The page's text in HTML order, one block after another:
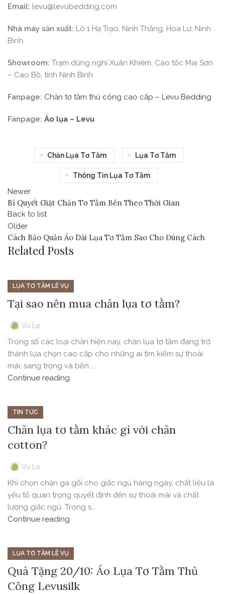
Email: levu@levubedding.com
Nhà máy sản xuất: Lô 1 Hạ Trạo, Ninh Thắng, Hoa Lư, Ninh
Bình.
Showroom: Trạm dừng nghỉ Xuân Khiêm, Cao tốc Mai Sơn
– Cao Bồ, tỉnh Ninh Bình
Fanpage: Chăn tơ tằm thủ công cao cấp – Levu Bedding
Fanpage: Áo lụa – Levu
Chăn Lụa Tơ Tằm Lụa Tơ Tằm
Thông Tin Lụa Tơ Tằm
Newer
Bí Quyết Giặt Chăn Tơ Tằm Bền Theo Thời Gian
Back to list
Older
Cách Bảo Quản Áo Dài Lụa Tơ Tằm Sao Cho Đúng Cách
Related Posts
LỤA TƠ TẰM LÊ VỤ
Tại sao nên mua chăn lụa tơ tằm?
Vu Le
Trong số các loại chăn hiện nay, chăn lụa tơ tằm đang trở
thành lựa chọn cao cấp cho những ai tìm kiếm sự thoải
mái, sang trọng và bền ...
Continue reading
TIN TỨC
Chăn lụa tơ tằm khác gì với chăn
cotton?
Vu Le
Khi chọn chăn ga gối cho giấc ngủ hàng ngày, chất liệu là
yếu tố quan trọng quyết định đến sự thoải mái và chất
lượng giấc ngủ. Trong s...
Continue reading
LỤA TƠ TẰM LÊ VỤ
Quà Tặng 20/10: Áo Lụa Tơ Tằm Thủ
Công Levusilk